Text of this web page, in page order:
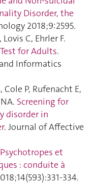
Disorder, the
2018;9:2595.
C, Ehrler F.
for Adults.
Informatics
P, Rufenacht E,
Screening for
disorder in
. Journal of Affective
Psychotropes et
: conduite à